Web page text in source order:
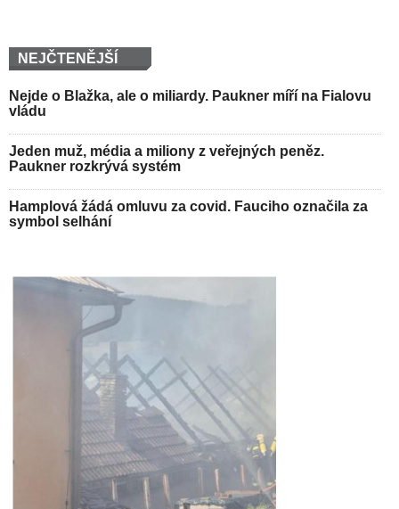
NEJČTENĚJŠÍ
Nejde o Blažka, ale o miliardy. Paukner míří na Fialovu
vládu
Jeden muž, média a miliony z veřejných peněz.
Paukner rozkrývá systém
Hamplová žádá omluvu za covid. Fauciho označila za
symbol selhání